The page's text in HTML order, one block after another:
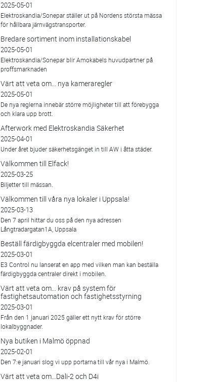
2025-05-01
Elektroskandia/Sonepar ställer ut på Nordens största mässa
för hållbara järnvägstransporter.
Bredare sortiment inom installationskabel
2025-05-01
Elektroskandia/Sonepar blir Amokabels huvudpartner på
proffsmarknaden
Värt att veta om... nya kameraregler
2025-05-01
De nya reglerna innebär större möjligheter till att förebygga
och klara upp brott.
Afterwork med Elektroskandia Säkerhet
2025-04-01
Under året bjuder säkerhetsgänget in till AW i åtta städer.
Välkommen till Elfack!
2025-03-25
Biljetter till mässan.
Välkommen till våra nya lokaler i Uppsala!
2025-03-13
Den 7 april hittar du oss på den nya adressen
Långtradargatan1A, Uppsala
Beställ färdigbyggda elcentraler med mobilen!
2025-03-01
E3 Control nu lanserat en app med vilken man kan beställa
färdigbyggda centraler direkt i mobilen.
Värt att veta om... krav på system för
fastighetsautomation och fastighetsstyrning
2025-03-01
Från den 1 januari 2025 gäller ett nytt krav för större
lokalbyggnader.
Nya butiken i Malmö öppnad
2025-02-01
Den 7:e januari slog vi upp portarna till vår nya i Malmö.
Värt att veta om…Dali-2 och D4i